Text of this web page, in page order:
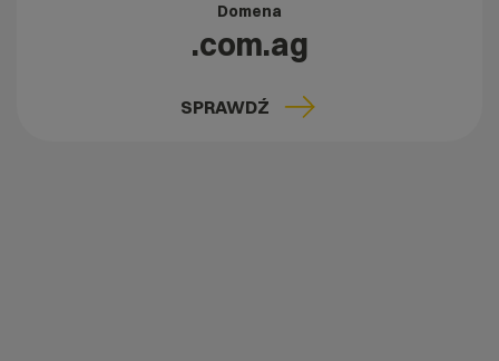
Domena
.com.ag
SPRAWDŹ